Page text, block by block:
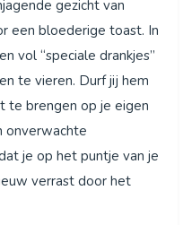
gezicht van
een bloederige toast. In
vol “speciale drankjes”
te vieren. Durf jij hem
te brengen op je eigen
onverwachte
je op het puntje van je
verrast door het